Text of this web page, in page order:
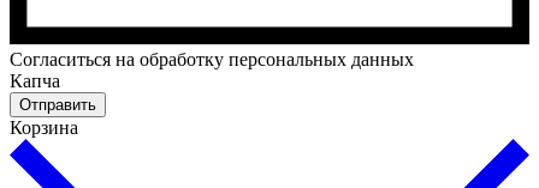
Cогласиться на обработку персональных данных
Капча
Отправить
Корзина